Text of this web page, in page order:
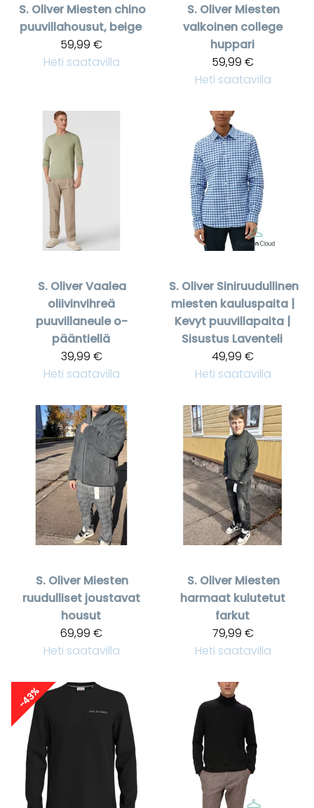
S. Oliver Miesten chino
puuvillahousut, beige
59,99 €
Heti saatavilla
S. Oliver Miesten
valkoinen college
huppari
59,99 €
Heti saatavilla
S. OliverVaalea
oliivinvihreä
puuvillaneule o-
pääntiellä
39,99 €
Heti saatavilla
S. Oliver Siniruudullinen
miesten kauluspaita |
Kevyt puuvillapaita |
Sisustus Laventeli
49,99 €
Heti saatavilla
S. Oliver Miesten
ruudulliset joustavat
housut
69,99 €
Heti saatavilla
S. Oliver Miesten
harmaat kulutetut
farkut
79,99 €
Heti saatavilla
-43%